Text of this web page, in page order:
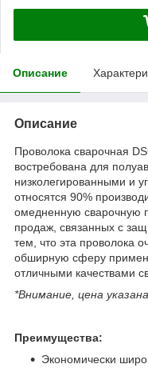
Описание
Описание
Проволока сварочная
востребована для
низколегированными и
относятся 90%
омедненную сварочную
продаж, связанных с
тем, что эта проволока
обширную сферу
отличными качествами
*Внимание, цена указана
Преимущества:
Экономически